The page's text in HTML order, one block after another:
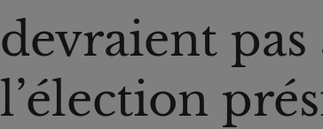
devraient
l’élection